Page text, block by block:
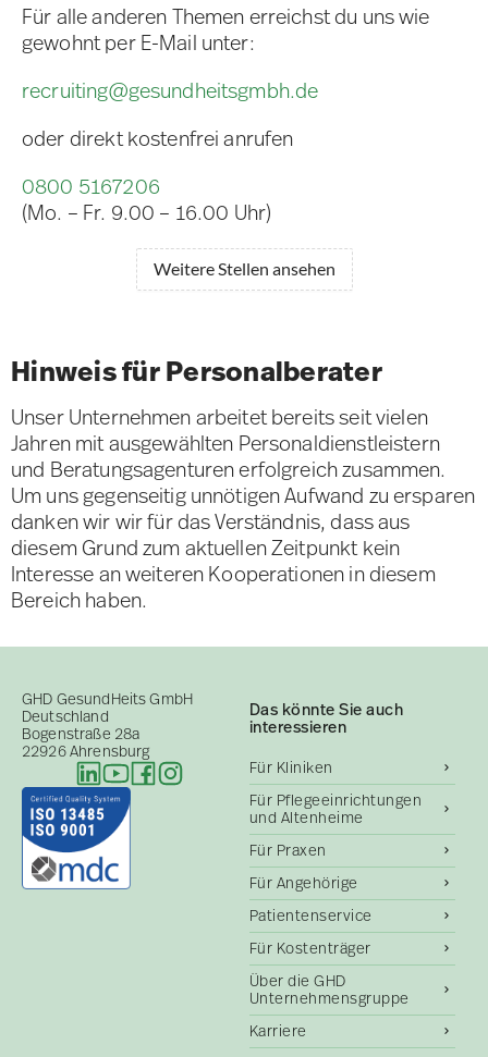
Für alle anderen Themen erreichst du uns wie
gewohnt per E-Mail unter:
recruiting@gesundheitsgmbh.de
oder direkt kostenfrei anrufen
0800 5167206
(Mo. – Fr. 9.00 – 16.00 Uhr)
Weitere Stellen ansehen
Hinweis für Personalberater
Unser Unternehmen arbeitet bereits seit vielen
Jahren mit ausgewählten Personaldienstleistern
und Beratungsagenturen erfolgreich zusammen.
Um uns gegenseitig unnötigen Aufwand zu ersparen
danken wir wir für das Verständnis, dass aus
diesem Grund zum aktuellen Zeitpunkt kein
Interesse an weiteren Kooperationen in diesem
Bereich haben.
GHD GesundHeits GmbH
Deutschland
Bogenstraße 28a
22926 Ahrensburg
Das könnte Sie auch
interessieren
Für Kliniken
Für Pflegeeinrichtungen
und Altenheime
Für Praxen
Für Angehörige
Patientenservice
Für Kostenträger
Über die GHD
Unternehmensgruppe
Karriere